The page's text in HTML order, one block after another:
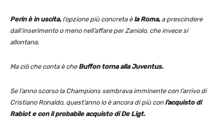
Perin è in uscita,l’opzione più concreta è la Roma,a prescindere
dall’inserimento o meno nell’affare per Zaniolo, che invece si
allontana.
Ma ciò che conta è che Buffon torna alla Juventus.
Se l’anno scorso la Champions sembrava imminente con l’arrivo di
Cristiano Ronaldo, quest’anno lo è ancora di più con l’acquisto di
Rabiot e con il probabile acquisto di De Ligt.